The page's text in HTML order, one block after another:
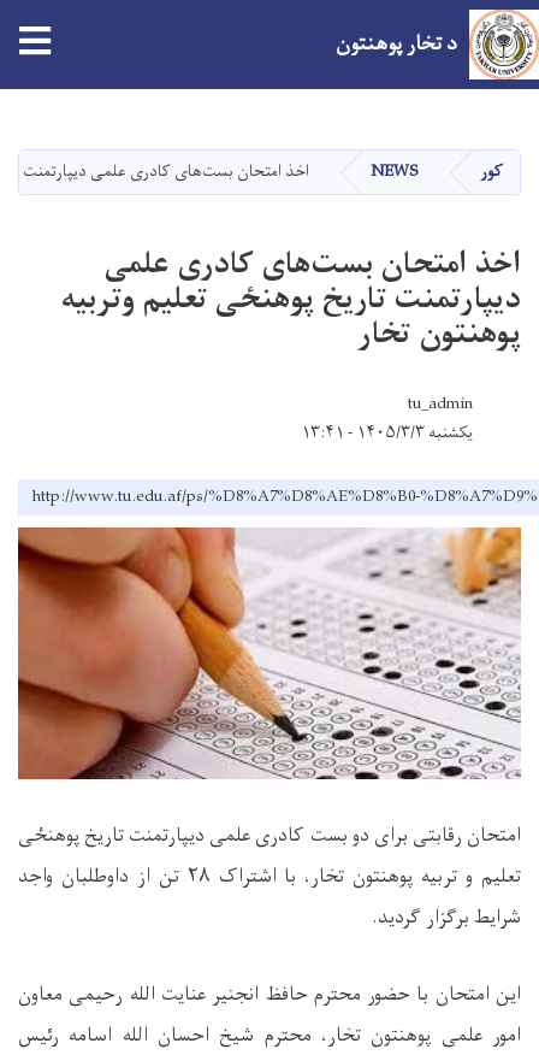
دانګل
د تخار پوهنتون
کور NEWS اخذ امتحان بست‌های کادری علمی دیپارتمنت
اخذ امتحان بست‌های کادری علمی
دیپارتمنت تاریخ پوهنځی تعلیم وتربیه
پوهنتون تخار
tu_admin
یکشنبه ۱۴۰۵/۳/۳ - ۱۳:۴۱
http://www.tu.edu.af/ps/%D8%A7%D8%AE%D8%B0-
امتحان رقابتی برای دو بست کادری علمی دیپارتمنت تاریخ پوهنځی
تعلیم و تربیه پوهنتون تخار، با اشتراک ۲۸ تن از داوطلبان واجد
شرایط برگزار گردید.
این امتحان با حضور محترم حافظ انجنیر عنایت الله رحیمی معاون
امور علمی پوهنتون تخار، محترم شيخ احسان الله اسامه رئیس